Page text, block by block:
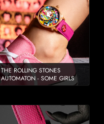
THE ROLLING STONES
AUTOMATON - SOME GIRLS